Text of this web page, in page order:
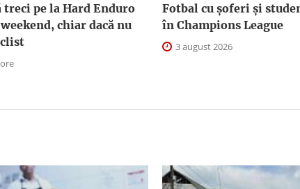
treci pe la Hard Enduro
chiar dacă nu
Fotbal cu șoferi și
în Champions League
3 august 2026